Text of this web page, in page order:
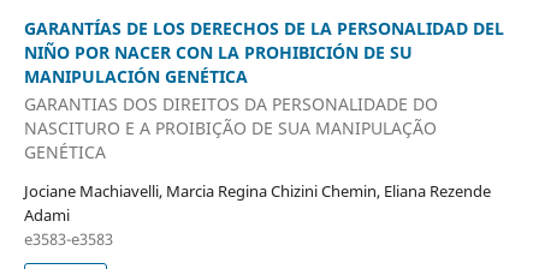
GARANTÍAS DE LOS DERECHOS DE LA PERSONALIDAD DEL
NIÑO POR NACER CON LA PROHIBICIÓN DE SU
MANIPULACIÓN GENÉTICA
GARANTIAS DOS DIREITOS DA PERSONALIDADE DO
NASCITURO E A PROIBIÇÃO DE SUA MANIPULAÇÃO
GENÉTICA
Jociane Machiavelli, Marcia Regina Chizini Chemin, Eliana Rezende
Adami
e3583-e3583